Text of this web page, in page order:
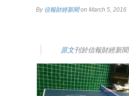
By 信報財經新聞on March 5, 2016
原文刊於信報財經新聞